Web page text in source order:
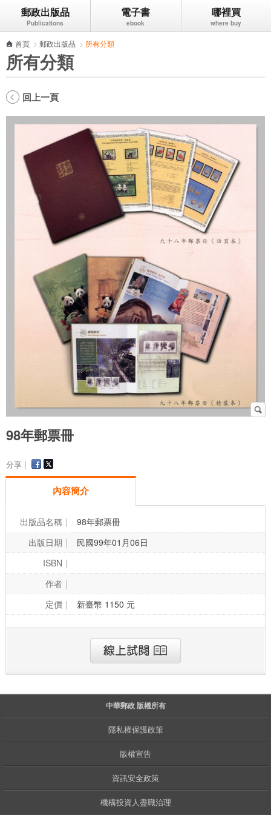
跳到主要內容區塊
郵政出版品 電子書 哪裡買
首頁 > 郵政出版品 > 所有分類
所有分類
回上一頁
98年郵票冊
分享 |
內容簡介
出版品名稱
98年郵票冊
出版日期
民國99年01月06日
ISBN
作者
定價
新臺幣 1150 元
中華郵政 版權所有
隱私權保護政策
版權宣告
資訊安全政策
機構投資人盡職治理